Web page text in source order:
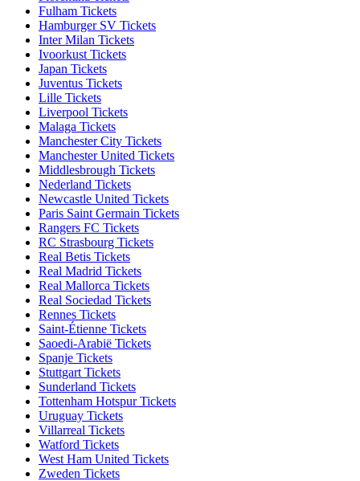
Fulham Tickets
Hamburger SV Tickets
Inter Milan Tickets
Ivoorkust Tickets
Japan Tickets
Juventus Tickets
Lille Tickets
Liverpool Tickets
Malaga Tickets
Manchester City Tickets
Manchester United Tickets
Middlesbrough Tickets
Nederland Tickets
Newcastle United Tickets
Paris Saint Germain Tickets
Rangers FC Tickets
RC Strasbourg Tickets
Real Betis Tickets
Real Madrid Tickets
Real Mallorca Tickets
Real Sociedad Tickets
Rennes Tickets
Saint-Étienne Tickets
Saoedi-Arabië Tickets
Spanje Tickets
Stuttgart Tickets
Sunderland Tickets
Tottenham Hotspur Tickets
Uruguay Tickets
Villarreal Tickets
Watford Tickets
West Ham United Tickets
Zweden Tickets